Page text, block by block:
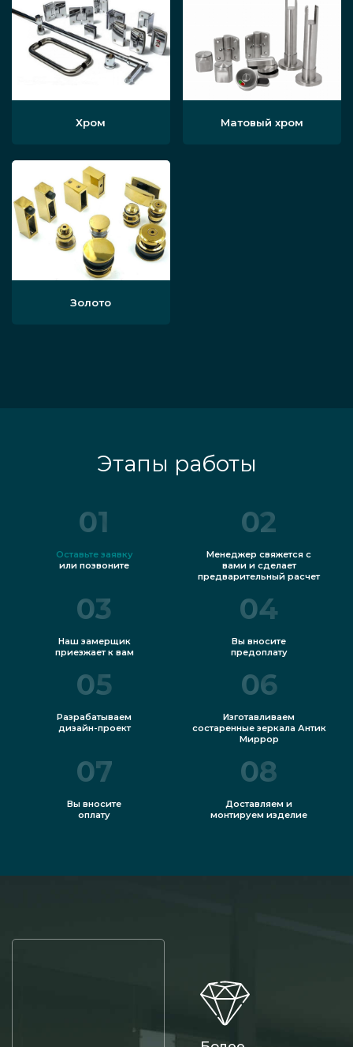
Хром Матовый хром
Золото
Этапы работы
01
Оставьте заявку
или позвоните
02
Менеджер свяжется с
вами и сделает
предварительный расчет
03
Наш замерщик
приезжает к вам
04
Вы вносите
предоплату
05
Разрабатываем
дизайн-проект
06
Изготавливаем
состаренные зеркала Антик
Миррор
07
Вы вносите
оплату
08
Доставляем и
монтируем изделие